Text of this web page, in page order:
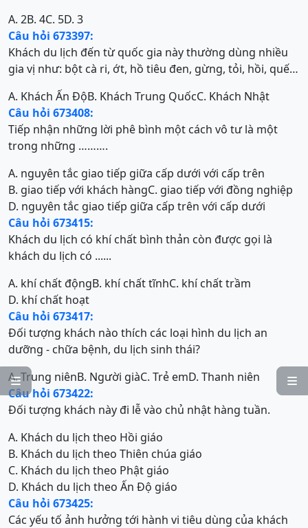


A. 2B. 4C. 5D. 3
Câu hỏi 673397:
Khách du lịch đến từ quốc gia này thường dùng nhiều
gia vị như: bột cà ri, ớt, hồ tiêu đen, gừng, tỏi, hồi, quế…
A. Khách Ấn ĐộB. Khách Trung QuốcC. Khách Nhật
Câu hỏi 673408:
Tiếp nhận những lời phê bình một cách vô tư là một
trong những ……….
A. nguyên tắc giao tiếp giữa cấp dưới với cấp trên
B. giao tiếp với khách hàngC. giao tiếp với đồng nghiệp
D. nguyên tắc giao tiếp giữa cấp trên với cấp dưới
Câu hỏi 673415:
Khách du lịch có khí chất bình thản còn được gọi là
khách du lịch có ......
A. khí chất độngB. khí chất tĩnhC. khí chất trầm
D. khí chất hoạt
Câu hỏi 673417:
Đối tượng khách nào thích các loại hình du lịch an
dưỡng - chữa bệnh, du lịch sinh thái?
A. Trung niênB. Người giàC. Trẻ emD. Thanh niên
Câu hỏi 673422:
Đối tượng khách này đi lễ vào chủ nhật hàng tuần.
A. Khách du lịch theo Hồi giáo
B. Khách du lịch theo Thiên chúa giáo
C. Khách du lịch theo Phật giáo
D. Khách du lịch theo Ấn Độ giáo
Câu hỏi 673425:
Các yếu tố ảnh hưởng tới hành vi tiêu dùng của khách